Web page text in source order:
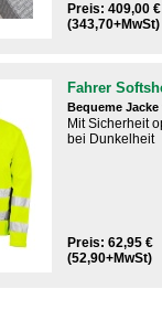
Preis: 409,00 €
(343,70+MwSt)
Fahrer
Bequeme
Mit Sicherheit
bei Dunkelheit
Preis: 62,95 €
(52,90+MwSt)